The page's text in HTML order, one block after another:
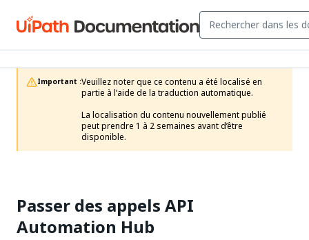
Important :Veuillez noter que ce contenu a été localisé en
partie à l’aide de la traduction automatique.
La localisation du contenu nouvellement publié
peut prendre 1 à 2 semaines avant d’être
disponible.
Passer des appels API
Automation Hub